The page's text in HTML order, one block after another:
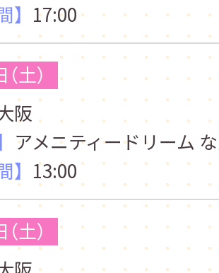
】 17:00
土）
阪
アメニティードリーム
】 13:00
土）